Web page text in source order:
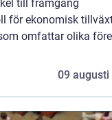
till framgång
för ekonomisk
omfattar olika
09 augusti